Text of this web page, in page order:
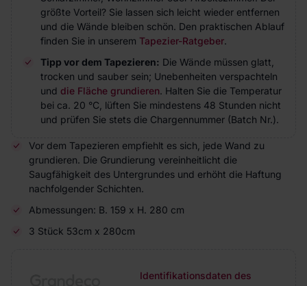
größte Vorteil? Sie lassen sich leicht wieder entfernen
und die Wände bleiben schön. Den praktischen Ablauf
finden Sie in unserem Tapezier-Ratgeber.
Tipp vor dem Tapezieren: Die Wände müssen glatt,
trocken und sauber sein; Unebenheiten verspachteln
und die Fläche grundieren. Halten Sie die Temperatur
bei ca. 20 °C, lüften Sie mindestens 48 Stunden nicht
und prüfen Sie stets die Chargennummer (Batch Nr.).
Vor dem Tapezieren empfiehlt es sich, jede Wand zu
grundieren. Die Grundierung vereinheitlicht die
Saugfähigkeit des Untergrundes und erhöht die Haftung
nachfolgender Schichten.
Abmessungen: B. 159 x H. 280 cm
3 Stück 53cm x 280cm
Identifikationsdaten des